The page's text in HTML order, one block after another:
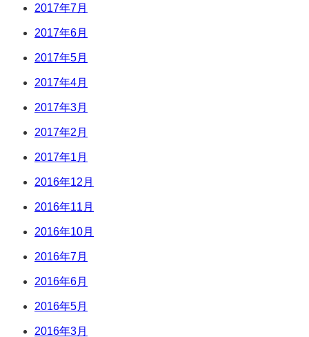
2017年7月
2017年6月
2017年5月
2017年4月
2017年3月
2017年2月
2017年1月
2016年12月
2016年11月
2016年10月
2016年7月
2016年6月
2016年5月
2016年3月